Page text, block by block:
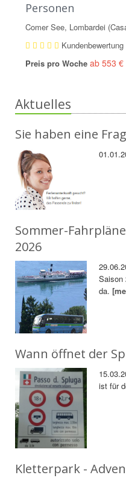
Personen
Comer See, Lombardei
Kundenbewertung
Preis pro Woche ab 553 €
Aktuelles
Sie haben eine
Sommer-
2026
Saison
da.
Wann öffnet der
ist für
Kletterpark -